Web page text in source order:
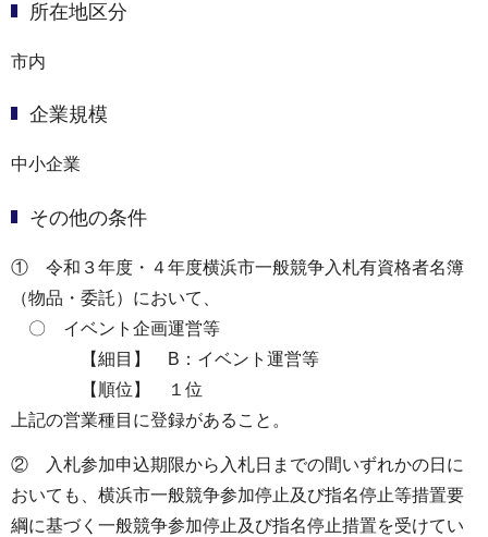
所在地区分
市内
企業規模
中小企業
その他の条件
① 令和３年度・４年度横浜市一般競争入札有資格者名簿
（物品・委託）において、
〇 イベント企画運営等
【細目】 B：イベント運営等
【順位】 １位
上記の営業種目に登録があること。
② 入札参加申込期限から入札日までの間いずれかの日に
おいても、横浜市一般競争参加停止及び指名停止等措置要
綱に基づく一般競争参加停止及び指名停止措置を受けてい